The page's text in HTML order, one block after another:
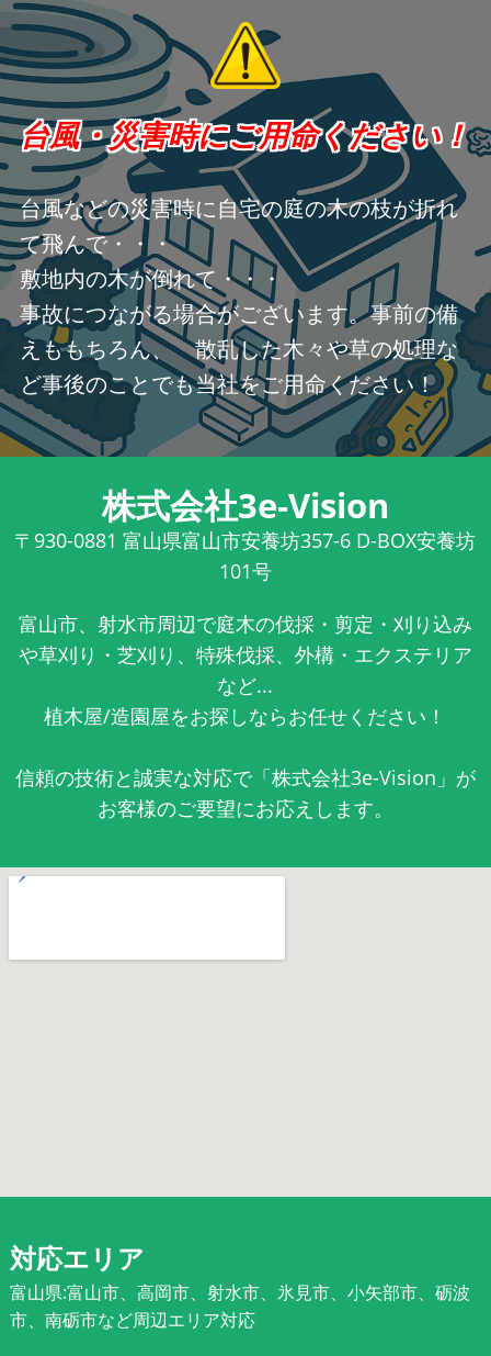
台風・災害時にご用命ください！
台風などの災害時に自宅の庭の木の枝が折れ
て飛んで・・・
敷地内の木が倒れて・・・
事故につながる場合がございます。事前の備
えももちろん、 散乱した木々や草の処理な
ど事後のことでも当社をご用命ください！
株式会社3e-Vision
〒930-0881 富山県富山市安養坊357-6 D-BOX安養坊
101号
富山市、射水市周辺で庭木の伐採・剪定・刈り込み
や草刈り・芝刈り、特殊伐採、外構・エクステリア
など...
植木屋/造園屋をお探しならお任せください！
信頼の技術と誠実な対応で「株式会社3e-Vision」が
お客様のご要望にお応えします。
対応エリア
富山県:富山市、高岡市、射水市、氷見市、小矢部市、砺波
市、南砺市など周辺エリア対応